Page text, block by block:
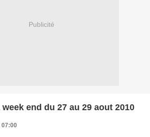
Publicité
end du 27 au 29 aout 2010
07:00